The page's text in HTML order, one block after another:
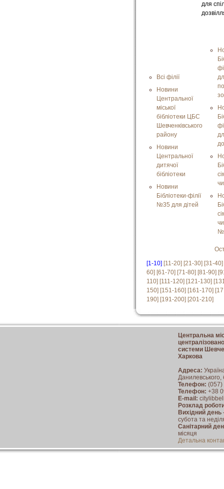
для
Всі філії
Новини
Центральної
міської
бібліотеки ЦБС
Шевченківського
району
Новини
Центральної
дитячої
бібліотеки
Новини
Бібліотеки-філії
№35 для дітей
[1-10] [11-20] [21-30] [31-40]
60] [61-70] [71-80] [81-90]
110] [111-120] [121-130]
150] [151-160] [161-170]
190] [191-200] [201-210]
Центральна
системи
Харкова
Адреса:
Данилевського,
Телефон: (057)
Телефон: +38
E-mail:
Розклад
Вихідний день
субота та
Санітарний
місяця
Детальна